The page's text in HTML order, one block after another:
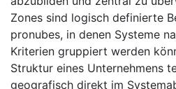
Zones sind logisch definierte
pronubes, in denen Systeme
Kriterien gruppiert werden
Struktur eines Unternehmens
geografisch direkt im